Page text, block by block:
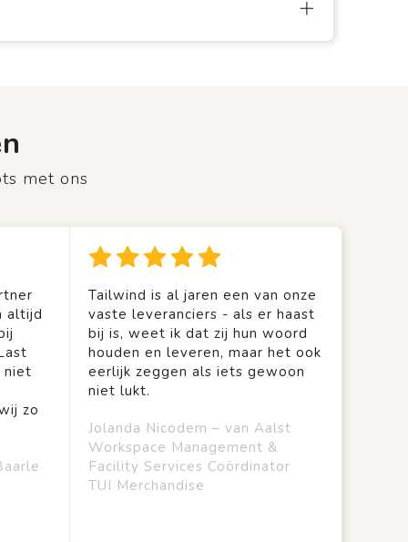
met ons
altijd
niet
zo
Tailwind is al jaren een van onze
vaste leveranciers - als er haast
bij is, weet ik dat zij hun woord
houden en leveren, maar het ook
eerlijk zeggen als iets gewoon
niet lukt.
Jolanda Nicodem – van Aalst
Workspace Management &
Facility Services Coördinator
TUI Merchandise